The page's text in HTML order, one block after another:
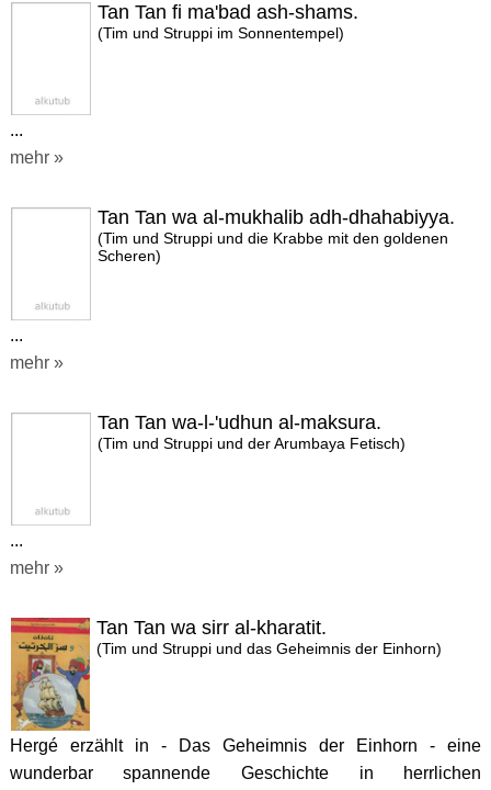
Tan Tan fi ma'bad ash-shams.
(Tim und Struppi im Sonnentempel)
...
mehr »
Tan Tan wa al-mukhalib adh-dhahabiyya.
(Tim und Struppi und die Krabbe mit den goldenen
Scheren)
...
mehr »
Tan Tan wa-l-'udhun al-maksura.
(Tim und Struppi und der Arumbaya Fetisch)
...
mehr »
Tan Tan wa sirr al-kharatit.
(Tim und Struppi und das Geheimnis der Einhorn)
Hergé erzählt in - Das Geheimnis der Einhorn - eine
wunderbar spannende Geschichte in herrlichen